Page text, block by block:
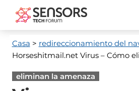
Casa > redireccionamiento del
Horseshitmail.net Virus– Cómo
eliminan la amenaza